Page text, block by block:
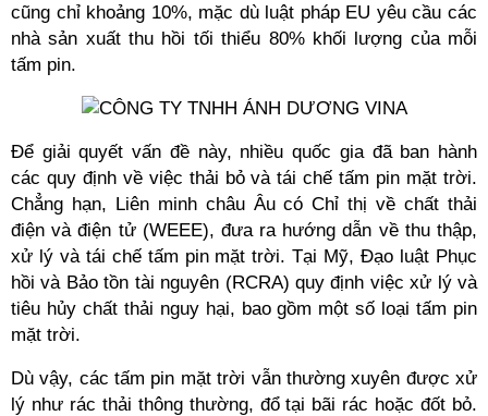
cũng chỉ khoảng 10%, mặc dù luật pháp EU yêu cầu các
nhà sản xuất thu hồi tối thiểu 80% khối lượng của mỗi
tấm pin.
Để giải quyết vấn đề này, nhiều quốc gia đã ban hành
các quy định về việc thải bỏ và tái chế tấm pin mặt trời.
Chẳng hạn, Liên minh châu Âu có Chỉ thị về chất thải
điện và điện tử (WEEE), đưa ra hướng dẫn về thu thập,
xử lý và tái chế tấm pin mặt trời. Tại Mỹ, Đạo luật Phục
hồi và Bảo tồn tài nguyên (RCRA) quy định việc xử lý và
tiêu hủy chất thải nguy hại, bao gồm một số loại tấm pin
mặt trời.
Dù vậy, các tấm pin mặt trời vẫn thường xuyên được xử
lý như rác thải thông thường, đổ tại bãi rác hoặc đốt bỏ.